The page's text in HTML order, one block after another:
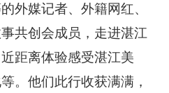
外媒记者、外籍网红、
共创会成员，走进湛江
距离体验感受湛江美
。他们此行收获满满，